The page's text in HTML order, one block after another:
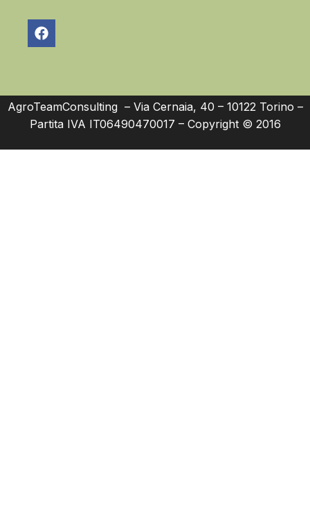
AgroTeamConsulting – Via Cernaia, 40 – 10122 Torino –
Partita IVA IT06490470017 – Copyright © 2016